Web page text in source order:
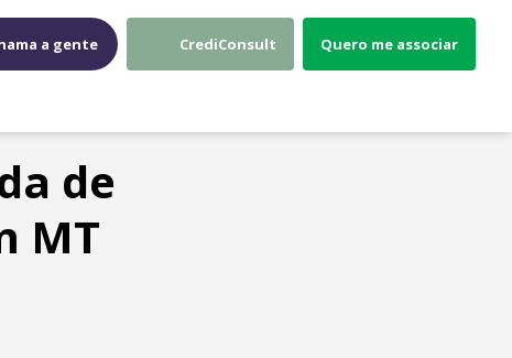
a gente CrediConsult Quero me associar
de
MT